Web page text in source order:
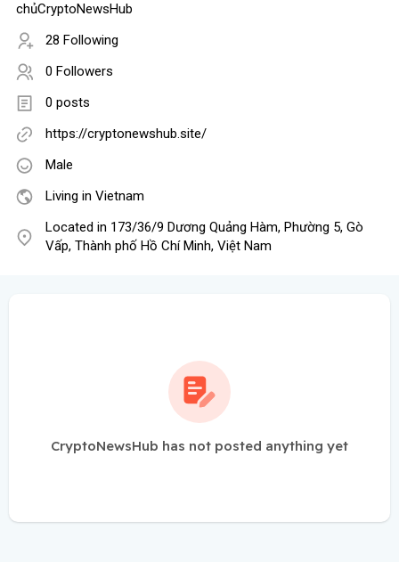
chủCryptoNewsHub
28 Following
0 Followers
0 posts
https://cryptonewshub.site/
Male
Living in Vietnam
Located in 173/36/9 Dương Quảng Hàm, Phường 5, Gò
Vấp, Thành phố Hồ Chí Minh, Việt Nam
CryptoNewsHub has not posted anything yet